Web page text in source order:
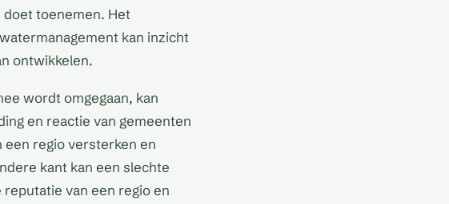
toenemen. Het
kan inzicht
ontwikkelen.
wordt omgegaan, kan
en reactie van gemeenten
regio versterken en
kant kan een slechte
van een regio en